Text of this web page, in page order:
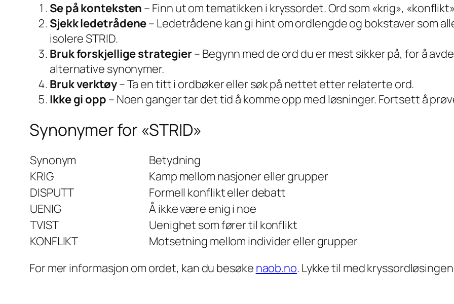
Se på konteksten – Finn ut om tematikken i kryssordet. Ord som «krig»,
Sjekk ledetrådene– Ledetrådene kan gi hint om ordlengde og bokstaver som
isolere STRID.
Bruk forskjellige strategier– Begynn med de ord du er mest sikker på, for å
alternative synonymer.
Bruk verktøy– Ta en titt i ordbøker eller søk på nettet etter relaterte ord.
Ikke gi opp – Noen ganger tar det tid å komme opp med løsninger. Fortsett å
Synonymer for «STRID»
Synonym
Betydning
KRIG
Kamp mellom nasjoner eller grupper
DISPUTT
Formell konflikt eller debatt
UENIG
Å ikke være enig i noe
TVIST
Uenighet som fører til konflikt
KONFLIKT
Motsetning mellom individer eller grupper
For mer informasjon om ordet, kan du besøke naob.no. Lykke til med